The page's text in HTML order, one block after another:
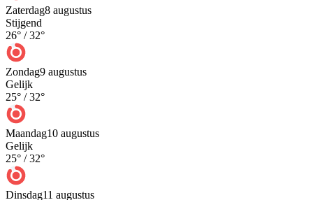
Zaterdag8 augustus
Stijgend
26° /32°
Zondag9 augustus
Gelijk
25° /32°
Maandag10 augustus
Gelijk
25° /32°
Dinsdag11 augustus